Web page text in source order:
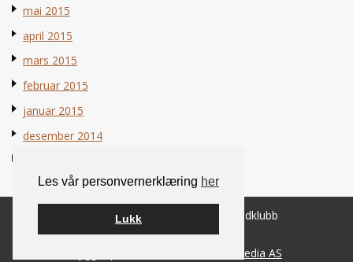
Les vår personvernerklæring her
Lukk
mai 2015
april 2015
mars 2015
februar 2015
januar 2015
desember 2014
© 2026 Norsk Berner Sennenhundklubb
Smart Media AS